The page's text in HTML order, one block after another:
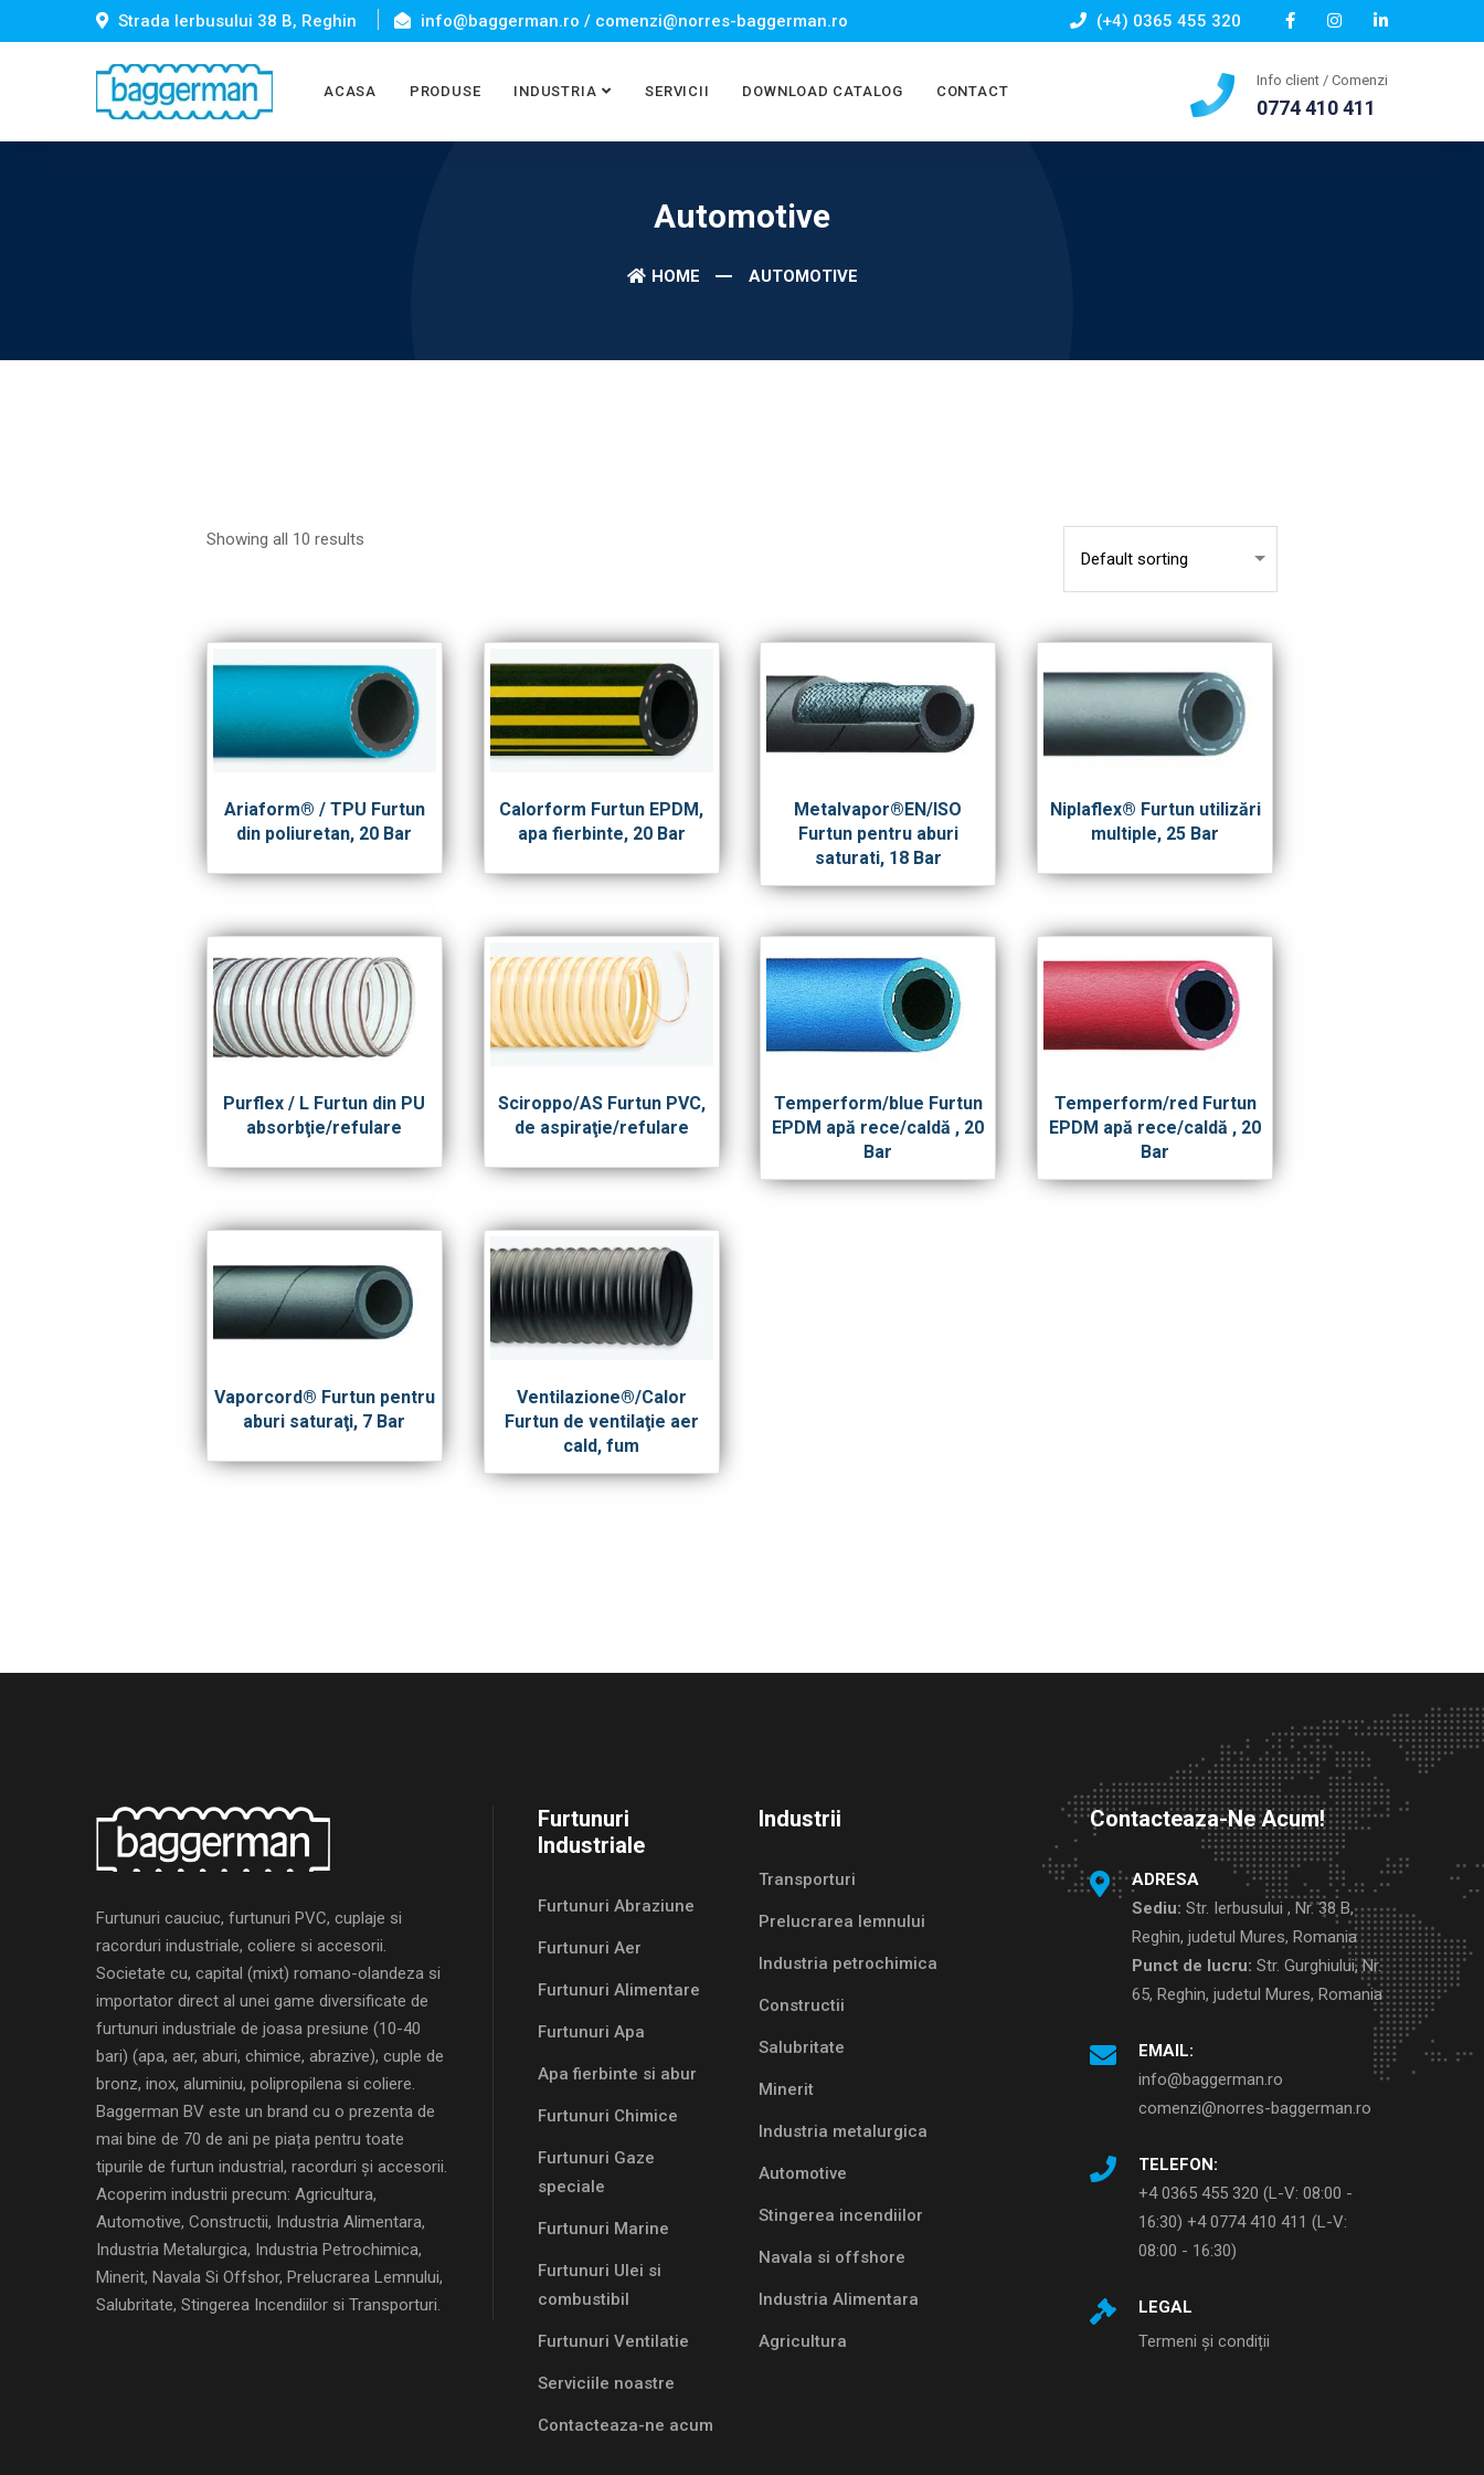
Strada Ierbusului 38 B, Reghin info@baggerman.ro / comenzi@norres-baggerman.ro (+4) 0365 455 320
Info client / Comenzi
0774 410 411
ACASA PRODUSE INDUSTRIA SERVICII DOWNLOAD CATALOG CONTACT
Automotive
HOME AUTOMOTIVE
Showing all 10 results
Ariaform® / TPU Furtun
din poliuretan, 20 Bar
Calorform Furtun EPDM,
apa fierbinte, 20 Bar
Metalvapor®EN/ISO
Furtun pentru aburi
saturati, 18 Bar
Niplaflex® Furtun utilizări
multiple, 25 Bar
Purflex / L Furtun din PU
absorbţie/refulare
Sciroppo/AS Furtun PVC,
de aspiraţie/refulare
Temperform/blue Furtun
EPDM apă rece/caldă , 20
Bar
Temperform/red Furtun
EPDM apă rece/caldă , 20
Bar
Vaporcord® Furtun pentru
aburi saturaţi, 7 Bar
Ventilazione®/Calor
Furtun de ventilaţie aer
cald, fum
Furtunuri cauciuc, furtunuri PVC, cuplaje si
racorduri industriale, coliere si accesorii.
Societate cu, capital (mixt) romano-olandeza si
importator direct al unei game diversificate de
furtunuri industriale de joasa presiune (10-40
bari) (apa, aer, aburi, chimice, abrazive), cuple de
bronz, inox, aluminiu, polipropilena si coliere.
Baggerman BV este un brand cu o prezenta de
mai bine de 70 de ani pe piața pentru toate
tipurile de furtun industrial, racorduri și accesorii.
Acoperim industrii precum: Agricultura,
Automotive, Constructii, Industria Alimentara,
Industria Metalurgica, Industria Petrochimica,
Minerit, Navala Si Offshor, Prelucrarea Lemnului,
Salubritate, Stingerea Incendiilor si Transporturi.
Furtunuri
Industriale
Furtunuri Abraziune
Furtunuri Aer
Furtunuri Alimentare
Furtunuri Apa
Apa fierbinte si abur
Furtunuri Chimice
Furtunuri Gaze
speciale
Furtunuri Marine
Furtunuri Ulei si
combustibil
Furtunuri Ventilatie
Serviciile noastre
Contacteaza-ne acum
Industrii
Transporturi
Prelucrarea lemnului
Industria petrochimica
Constructii
Salubritate
Minerit
Industria metalurgica
Automotive
Stingerea incendiilor
Navala si offshore
Industria Alimentara
Agricultura
Contacteaza-Ne Acum!
ADRESA
Sediu: Str. Ierbusului , Nr. 38 B,
Reghin, judetul Mures, Romania
Punct de lucru: Str. Gurghiului, Nr.
65, Reghin, judetul Mures, Romania
EMAIL:
info@baggerman.ro
comenzi@norres-baggerman.ro
TELEFON:
+4 0365 455 320 (L-V: 08:00 -
16:30) +4 0774 410 411 (L-V:
08:00 - 16:30)
LEGAL
Termeni și condiții